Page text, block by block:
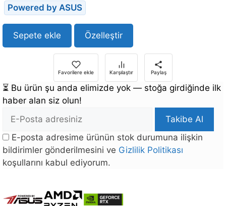
Powered by ASUS
Sepete ekle Özelleştir
Favorilere ekle Karşılaştır Paylaş
⏳ Bu ürün şu anda elimizde yok — stoğa girdiğinde ilk
haber alan siz olun!
Adresi
Takibe Al
E-posta adresime ürünün stok durumuna ilişkin
bildirimler gönderilmesini ve Gizlilik Politikası
koşullarını kabul ediyorum.
stoğa